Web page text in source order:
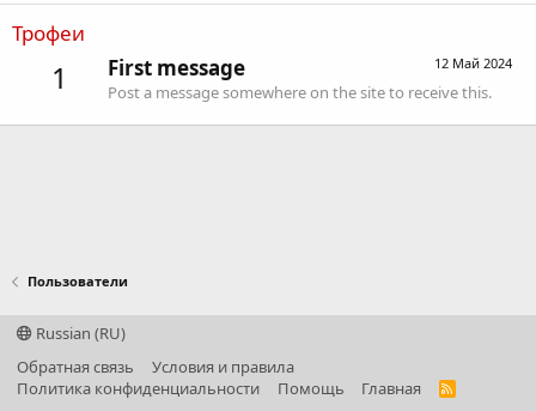
Трофеи
1 12 Май 2024
First message
Post a message somewhere on the site to receive this.
Пользователи
Russian (RU)
Обратная связь
Условия и правила
Политика конфиденциальности
Помощь Главная
R